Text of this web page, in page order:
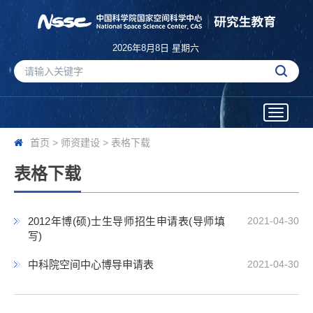
2026年8月8日 星期六
Toggle
首页 > 师资建设 > 表格下载
表格下载
2021-04-30
2012年博(硕)士生导师招生申请表(导师填
写)
2021-04-30
中科院空间中心博导申请表